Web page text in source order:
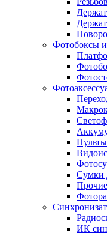
Фотобоксы
Сумки
ИК